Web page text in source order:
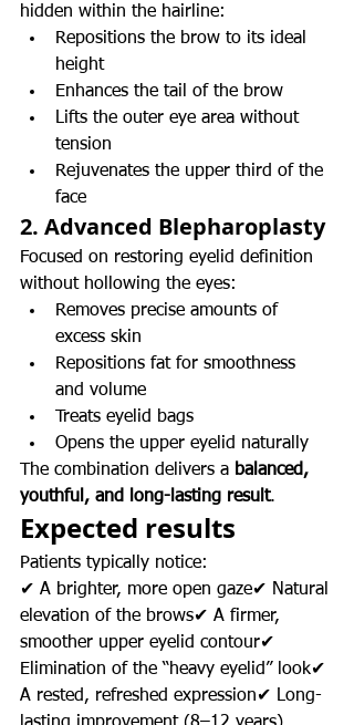
hidden within the hairline:
Repositions the brow to its ideal
height
Enhances the tail of the brow
Lifts the outer eye area without
tension
Rejuvenates the upper third of the
face
2. Advanced Blepharoplasty
Focused on restoring eyelid definition
without hollowing the eyes:
Removes precise amounts of
excess skin
Repositions fat for smoothness
and volume
Treats eyelid bags
Opens the upper eyelid naturally
The combination delivers a balanced,
youthful, and long-lasting result.
Expected results
Patients typically notice:
✔ A brighter, more open gaze✔ Natural
elevation of the brows✔ A firmer,
smoother upper eyelid contour✔
Elimination of the “heavy eyelid” look✔
A rested, refreshed expression✔ Long-